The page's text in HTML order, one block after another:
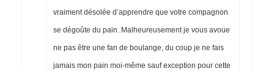
vraiment désolée d’apprendre que votre compagnon
se dégoûte du pain. Malheureusement je vous avoue
ne pas être une fan de boulange, du coup je ne fais
jamais mon pain moi-même sauf exception pour cette